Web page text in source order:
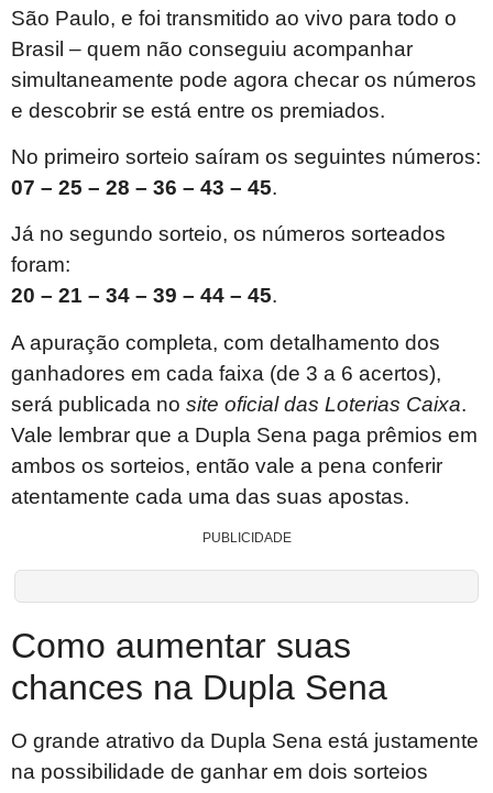
São Paulo, e foi transmitido ao vivo para todo o
Brasil – quem não conseguiu acompanhar
simultaneamente pode agora checar os números
e descobrir se está entre os premiados.
No primeiro sorteio saíram os seguintes números:
07 – 25 – 28 – 36 – 43 – 45.
Já no segundo sorteio, os números sorteados
foram:
20 – 21 – 34 – 39 – 44 – 45.
A apuração completa, com detalhamento dos
ganhadores em cada faixa (de 3 a 6 acertos),
será publicada no site oficial das Loterias Caixa.
Vale lembrar que a Dupla Sena paga prêmios em
ambos os sorteios, então vale a pena conferir
atentamente cada uma das suas apostas.
PUBLICIDADE
Como aumentar suas
chances na Dupla Sena
O grande atrativo da Dupla Sena está justamente
na possibilidade de ganhar em dois sorteios